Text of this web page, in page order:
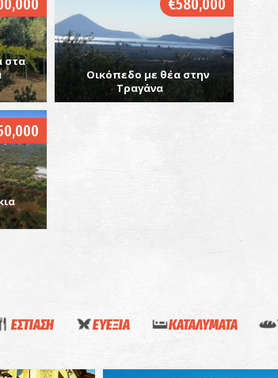
στα
€580,000
Οικόπεδο με θέα στην
Τραγάνα
ΕΣΤΙΑΣΗ ΕΥΕΞΙΑ ΚΑΤΑΛΥΜΑΤΑ